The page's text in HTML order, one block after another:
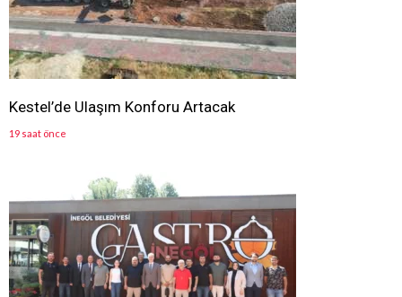
Kestel’de Ulaşım Konforu Artacak
19 saat önce